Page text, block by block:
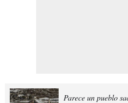
Parece un pueblo